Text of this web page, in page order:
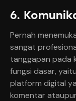
6.
Pernah
sangat
tanggapan pada
fungsi dasar,
platform digital
komentar